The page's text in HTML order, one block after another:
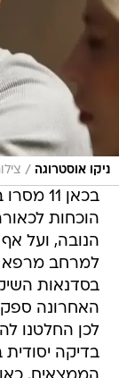
ניקו אוסטרוגה /
בכאן
הוכחות
הנובה, ועל
למרחב מרפא
בסדנאות
האחרונה
לכן החלטנו
בדיקה